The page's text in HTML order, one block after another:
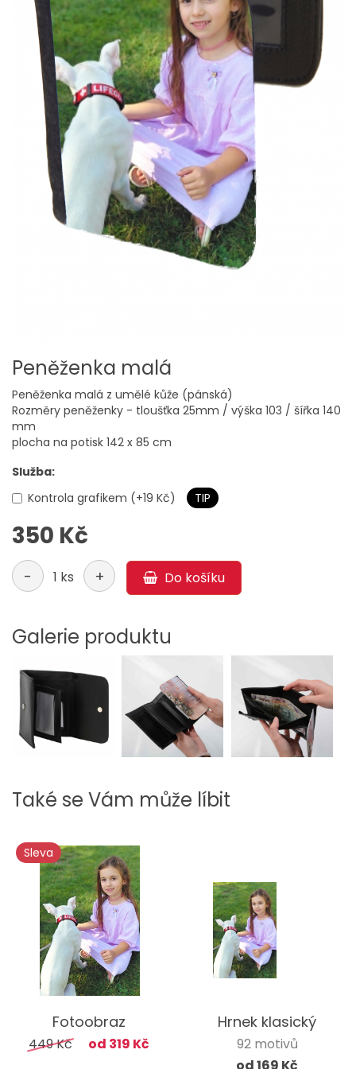
Peněženka malá
Peněženka malá z umělé kůže (pánská)
Rozměry peněženky - tloušťka 25mm / výška 103 / šířka 140
mm
plocha na potisk 142 x 85 cm
Služba:
Kontrola grafikem (+19 Kč)
TIP
350 Kč
- 1 ks + Do košíku
Galerie produktu
Také se Vám může líbit
Sleva
Fotoobraz
449 Kč od 319 Kč
Hrnek klasický
92 motivů